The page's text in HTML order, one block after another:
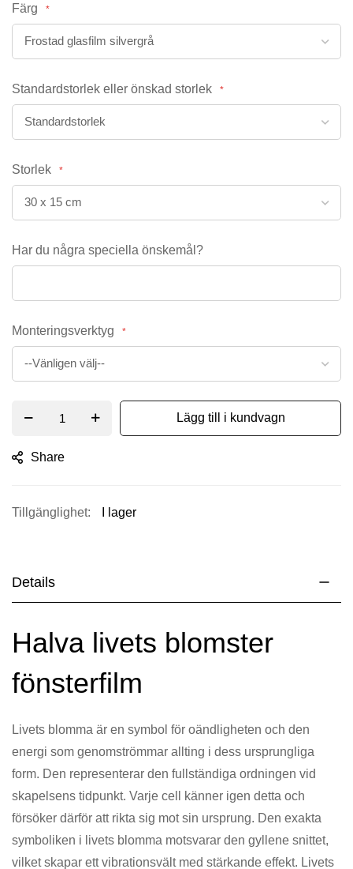
Färg
Standardstorlek eller önskad storlek
Storlek
Har du några speciella önskemål?
Monteringsverktyg
Lägg till i kundvagn
Share
I lager
Details
Halva livets blomster
fönsterfilm
Livets blomma är en symbol för oändligheten och den
energi som genomströmmar allting i dess ursprungliga
form. Den representerar den fullständiga ordningen vid
skapelsens tidpunkt. Varje cell känner igen detta och
försöker därför att rikta sig mot sin ursprung. Den exakta
symboliken i livets blomma motsvarar den gyllene snittet,
vilket skapar ett vibrationsvält med stärkande effekt. Livets